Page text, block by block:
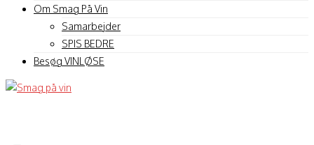
Om Smag På Vin
Samarbejder
SPIS BEDRE
Besøg VINLØSE